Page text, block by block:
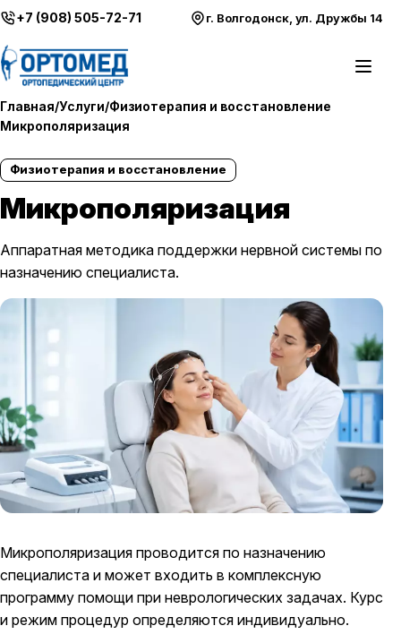
Перейти к содержимому г. Волгодонск, ул. Дружбы 14
+7 (908) 505-72-71
Главная/Услуги/Физиотерапия и восстановление
Микрополяризация
Физиотерапия и восстановление
Микрополяризация
Аппаратная методика поддержки нервной системы по
назначению специалиста.
Микрополяризация проводится по назначению
специалиста и может входить в комплексную
программу помощи при неврологических задачах. Курс
и режим процедур определяются индивидуально.